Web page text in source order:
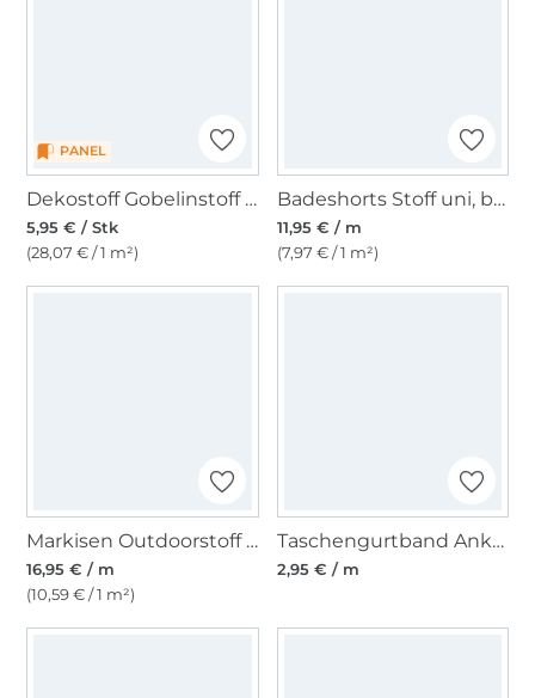
PANEL
Dekostoff Gobelinstoff Panel Maritim, 46 x 46 cm
5,95 € / Stk
(28,07 € / 1 m²)
Badeshorts Stoff uni, blaupetrol
11,95 € / m
(7,97 € / 1 m²)
Markisen Outdoorstoff marineblau, weiss 160 cm
16,95 € / m
(10,59 € / 1 m²)
Taschengurtband Anker 37 mm, dunkelblau
2,95 € / m